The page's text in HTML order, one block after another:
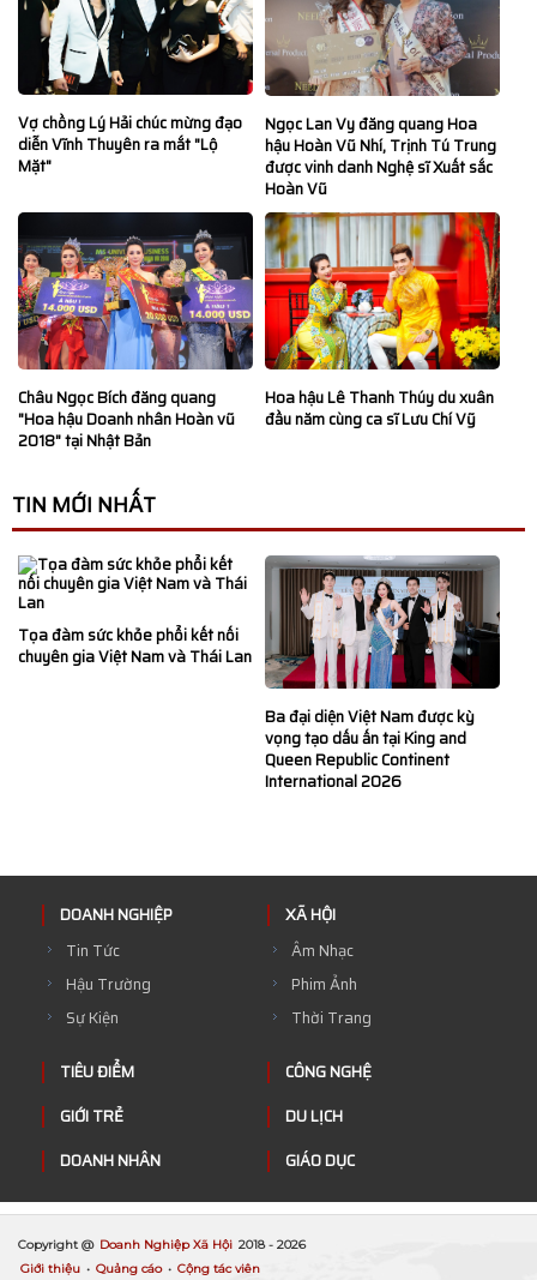
Vợ chồng Lý Hải chúc mừng đạo
diễn Vĩnh Thuyên ra mắt "Lộ
Mặt"
Ngọc Lan Vy đăng quang Hoa
hậu Hoàn Vũ Nhí, Trịnh Tú Trung
được vinh danh Nghệ sĩ Xuất sắc
Hoàn Vũ
Châu Ngọc Bích đăng quang
"Hoa hậu Doanh nhân Hoàn vũ
2018" tại Nhật Bản
Hoa hậu Lê Thanh Thúy du xuân
đầu năm cùng ca sĩ Lưu Chí Vỹ
TIN MỚI NHẤT
Tọa đàm sức khỏe phổi kết nối
chuyên gia Việt Nam và Thái Lan
Ba đại diện Việt Nam được kỳ
vọng tạo dấu ấn tại King and
Queen Republic Continent
International 2026
DOANH NGHIỆP
Tin Tức
Hậu Trường
Sự Kiện
XÃ HỘI
Âm Nhạc
Phim Ảnh
Thời Trang
TIÊU ĐIỂM
GIỚI TRẺ
DOANH NHÂN
CÔNG NGHỆ
DU LỊCH
GIÁO DỤC
Copyright @ Doanh Nghiệp Xã Hội 2018 - 2026
Giới thiệu • Quảng cáo • Cộng tác viên